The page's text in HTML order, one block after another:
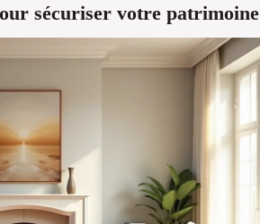
sécuriser votre patrimoine